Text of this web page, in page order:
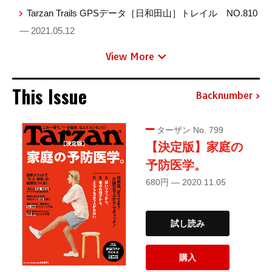
Tarzan Trails GPSデータ［日和田山］トレイル NO.810
— 2021.05.12
View More
This Issue Backnumber
ターザン No. 799
【決定版】家庭の
予防医学。
680円 — 2020.11.05
試し読み
購入